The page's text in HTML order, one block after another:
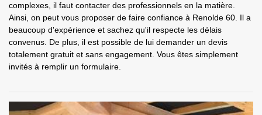
complexes, il faut contacter des professionnels en la matière.
Ainsi, on peut vous proposer de faire confiance à Renolde 60. Il a
beaucoup d'expérience et sachez qu'il respecte les délais
convenus. De plus, il est possible de lui demander un devis
totalement gratuit et sans engagement. Vous êtes simplement
invités à remplir un formulaire.